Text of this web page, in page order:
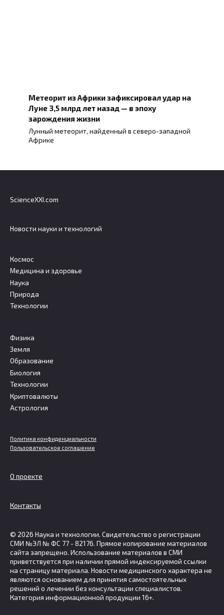
Метеорит из Африки зафиксировал удар на
Луне 3,5 млрд лет назад — в эпоху
зарождения жизни
Лунный метеорит, найденный в северо-западной
Африке
ScienceXXI.com
Новости науки и технологий
Космос
Медицина и здоровье
Наука
Природа
Технологии
Физика
Земля
Образование
Биология
Технологии
Криптовалюты
Астрология
Политика конфиденциальности
Пользовательское соглашение
О проекте
Контакты
© 2026 Наука и технологии. Свидетельство о регистрации
СМИ №ЭЛ № ФС 77 - 82176. Прямое копирование материалов
сайта запрещено. Использование материалов в СМИ
приветствуется при наличии прямой индексируемой ссылки
на страницу материала. Новости медицинского характера не
являются основанием для принятия самостоятельных
решений о лечении без консультации специалистов.
Категория информационной продукции 16+.